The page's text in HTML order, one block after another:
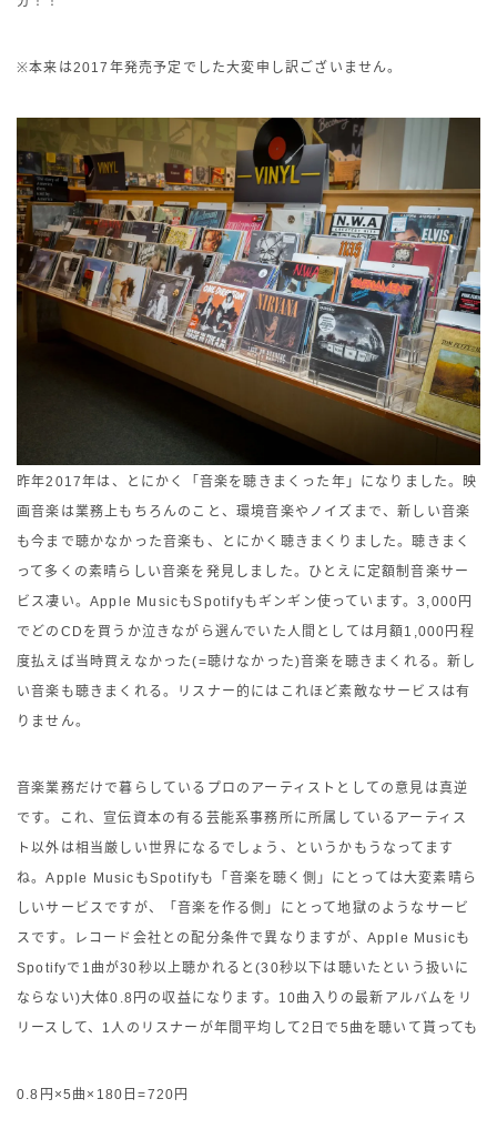
※本来は2017年発売予定でした大変申し訳ございません。
昨年2017年は、とにかく「音楽を聴きまくった年」になりました。映
画音楽は業務上もちろんのこと、環境音楽やノイズまで、新しい音楽
も今まで聴かなかった音楽も、とにかく聴きまくりました。聴きまく
って多くの素晴らしい音楽を発見しました。ひとえに定額制音楽サー
ビス凄い。Apple MusicもSpotifyもギンギン使っています。3,000円
でどのCDを買うか泣きながら選んでいた人間としては月額1,000円程
度払えば当時買えなかった(=聴けなかった)音楽を聴きまくれる。新し
い音楽も聴きまくれる。リスナー的にはこれほど素敵なサービスは有
りません。
音楽業務だけで暮らしているプロのアーティストとしての意見は真逆
です。これ、宣伝資本の有る芸能系事務所に所属しているアーティス
ト以外は相当厳しい世界になるでしょう、というかもうなってます
ね。Apple MusicもSpotifyも「音楽を聴く側」にとっては大変素晴ら
しいサービスですが、「音楽を作る側」にとって地獄のようなサービ
スです。レコード会社との配分条件で異なりますが、Apple Musicも
Spotifyで1曲が30秒以上聴かれると(30秒以下は聴いたという扱いに
ならない)大体0.8円の収益になります。10曲入りの最新アルバムをリ
リースして、1人のリスナーが年間平均して2日で5曲を聴いて貰っても
0.8円×5曲×180日=720円